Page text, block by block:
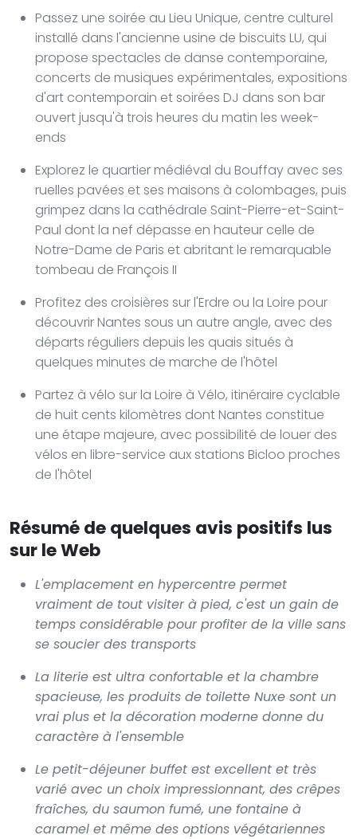
Passez une soirée au Lieu Unique, centre culturel
installé dans l'ancienne usine de biscuits LU, qui
propose spectacles de danse contemporaine,
concerts de musiques expérimentales, expositions
d'art contemporain et soirées DJ dans son bar
ouvert jusqu'à trois heures du matin les week-
ends
Explorez le quartier médiéval du Bouffay avec ses
ruelles pavées et ses maisons à colombages, puis
grimpez dans la cathédrale Saint-Pierre-et-Saint-
Paul dont la nef dépasse en hauteur celle de
Notre-Dame de Paris et abritant le remarquable
tombeau de François II
Profitez des croisières sur l'Erdre ou la Loire pour
découvrir Nantes sous un autre angle, avec des
départs réguliers depuis les quais situés à
quelques minutes de marche de l'hôtel
Partez à vélo sur la Loire à Vélo, itinéraire cyclable
de huit cents kilomètres dont Nantes constitue
une étape majeure, avec possibilité de louer des
vélos en libre-service aux stations Bicloo proches
de l'hôtel
Résumé de quelques avis positifs lus
sur le Web
L'emplacement en hypercentre permet
vraiment de tout visiter à pied, c'est un gain de
temps considérable pour profiter de la ville sans
se soucier des transports
La literie est ultra confortable et la chambre
spacieuse, les produits de toilette Nuxe sont un
vrai plus et la décoration moderne donne du
caractère à l'ensemble
Le petit-déjeuner buffet est excellent et très
varié avec un choix impressionnant, des crêpes
fraîches, du saumon fumé, une fontaine à
caramel et même des options végétariennes